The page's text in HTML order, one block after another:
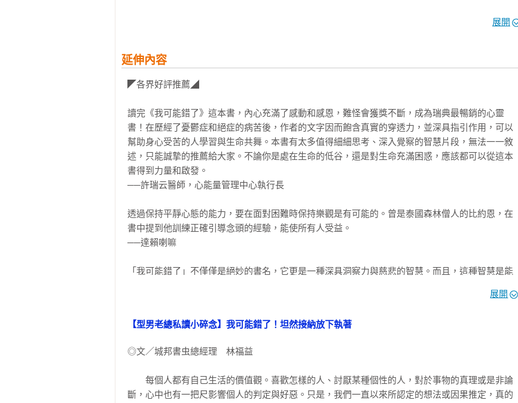
第18章　握緊的拳頭，張開的手掌
第19章　去找份該死的工作，老兄！
第20章　別忘記為奇蹟留下空間
第21章　人生只有一件事可以確定
第22章　臀部不說謊
第24章　道別信
第27章　就從自己開始
第28章　走進為我敞開的每扇大門
第29章　生命的意義是找到與分享你天賦的禮物
的，以下的答案就從我內在的寂靜處浮現：
在這十七年整日的精神修練中，我最珍視的一點就是：我對自己的每個念頭，再也不相信了。
這是我的超能力。
最棒的一點在於：這是所有人的超能力。是的，它也是你的超能力。如果你已經忘記它，我希望能在
你尋回它的道路上，助你一臂之力。
多年來，我不斷努力達到精神和個人成長，我非常榮幸有這麼多機會分享這個過程中學到的事。我一
直覺得這樣的機會深具意義。我學到不少對自己有幫助的事，能讓我活得更自在，更輕易活出自己。
如果我能這麼幸運，那你也會在本書中發掘對自己有幫助的內容。不誇張地說，這當中有些見解簡直
而這比自己希望的還要早。或許這是終點，但也可能是起點。
◎有魔法的箴言
過。這個場合簡直就像佛教的做禮拜日，相當莊嚴。我總是帶著憂喜參半的心情期待這個特別的夜
晚。喜悅，是因為它們實在很美妙。至於憂心的原因，就是要保持清醒對我實在太難了。
展開
延伸內容
◤各界好評推薦◢
讀完《我可能錯了》這本書，內心充滿了感動和感恩，難怪會獲獎不斷，成為瑞典最暢銷的心靈
書！在歷經了憂鬱症和絕症的病苦後，作者的文字因而飽含真實的穿透力，並深具指引作用，可以
幫助身心受苦的人學習與生命共舞。本書有太多值得細細思考、深入覺察的智慧片段，無法一一敘
述，只能誠摯的推薦給大家。不論你是處在生命的低谷，還是對生命充滿困惑，應該都可以從這本
書得到力量和啟發。
──許瑞云醫師，心能量管理中心執行長
透過保持平靜心態的能力，要在面對困難時保持樂觀是有可能的。曾是泰國森林僧人的比約恩，在
書中提到他訓練正確引導念頭的經驗，能使所有人受益。
──達賴喇嘛
「我可能錯了」不僅僅是絕妙的書名，它更是一種深具洞察力與慈悲的智慧。而且，這種智慧是能
的誠摯，以及所流洩出的真實情感。它深富洞察力，並展露出超凡的靈性智慧。然而，它也始終很
──阿迪亞香提，美國精神導師、《空性之舞》《受苦的力量》作者
多棒的書名啊！讀了這麼多書教會你什麼呢？那就是每個人幾乎都始終認為自己是對的。因此，曾
榮，你很快就會明白其中的原因。本書不是一本勵志書，但它的智慧會造福很多人。
──英國《每日郵報》
展開
【型男老總私讀小碎念】我可能錯了！坦然接納放下執著
◎文／城邦書虫總經理　林福益
每個人都有自己生活的價值觀。喜歡怎樣的人、討厭某種個性的人，對於事物的真理或是非論
斷，心中也有一把尺影響個人的判定與好惡。只是，我們一直以來所認定的想法或因果推定，真的